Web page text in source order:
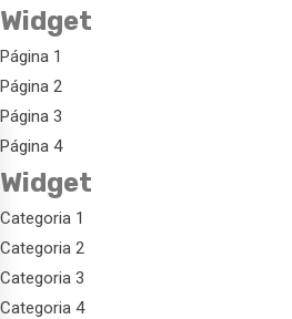
Widget
Página 1
Página 2
Página 3
Página 4
Widget
Categoria 1
Categoria 2
Categoria 3
Categoria 4